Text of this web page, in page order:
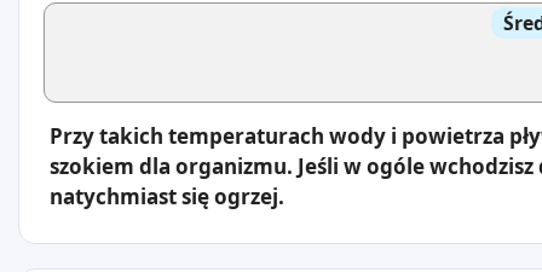
Przy takich temperaturach wody i powietrza
szokiem dla organizmu. Jeśli w ogóle
natychmiast się ogrzej.